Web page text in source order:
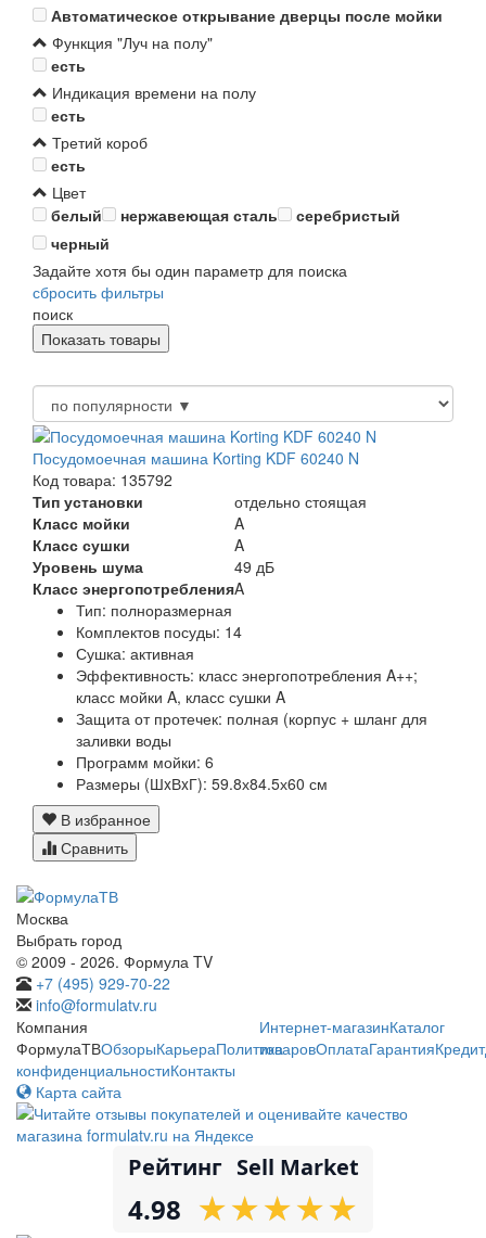
Автоматическое открывание дверцы после мойки
Функция "Луч на полу"
есть
Индикация времени на полу
есть
Третий короб
есть
Цвет
белый
нержавеющая сталь
серебристый
черный
Задайте хотя бы один параметр для поиска
сбросить фильтры
поиск
Посудомоечная машина Korting KDF 60240 N
Код товара: 135792
Тип установки
отдельно стоящая
Класс мойки
A
Класс сушки
A
Уровень шума
49 дБ
Класс энергопотребленияA
Тип: полноразмерная
Комплектов посуды: 14
Сушка: активная
Эффективность: класс энергопотребления A++;
класс мойки A, класс сушки A
Защита от протечек: полная (корпус + шланг для
заливки воды
Программ мойки: 6
Размеры (ШxВxГ): 59.8х84.5х60 см
В избранное
Сравнить
Москва
Выбрать город
© 2009 - 2026. Формула TV
+7 (495) 929-70-22
info@formulatv.ru
Компания
ФормулаТВОбзорыКарьераПолитика
конфиденциальностиКонтакты
Интернет-магазинКаталог
товаровОплатаГарантияКредит
Карта сайта
Рейтинг Sell Market
4.98 ★
★★
★★
★★
★★
★